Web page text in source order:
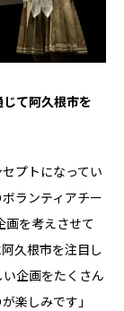
て阿久根市を
プトになってい
ランティアチー
を考えさせて
久根市を注目し
企画をたくさん
楽しみです」